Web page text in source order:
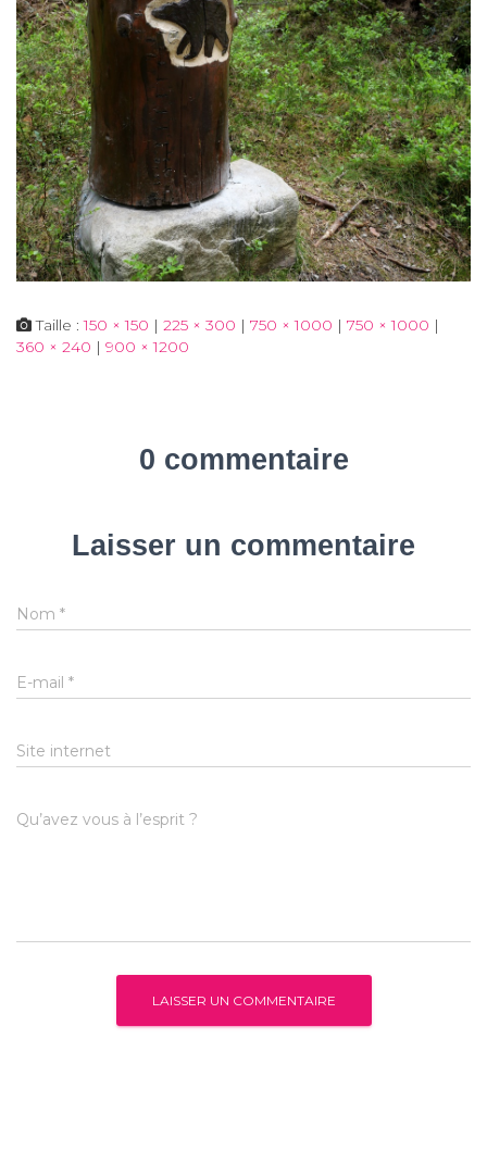
Taille :150 × 150 | 225 × 300 | 750 × 1000 | 750 × 1000 |
360 × 240 | 900 × 1200
0 commentaire
Laisser un commentaire
Nom *
E-mail *
Site internet
Qu’avez vous à l’esprit ?